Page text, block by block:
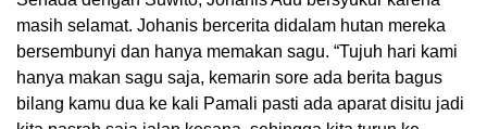
masih selamat. Johanis bercerita didalam hutan mereka
bersembunyi dan hanya memakan sagu. “Tujuh hari kami
hanya makan sagu saja, kemarin sore ada berita bagus
bilang kamu dua ke kali Pamali pasti ada aparat disitu jadi